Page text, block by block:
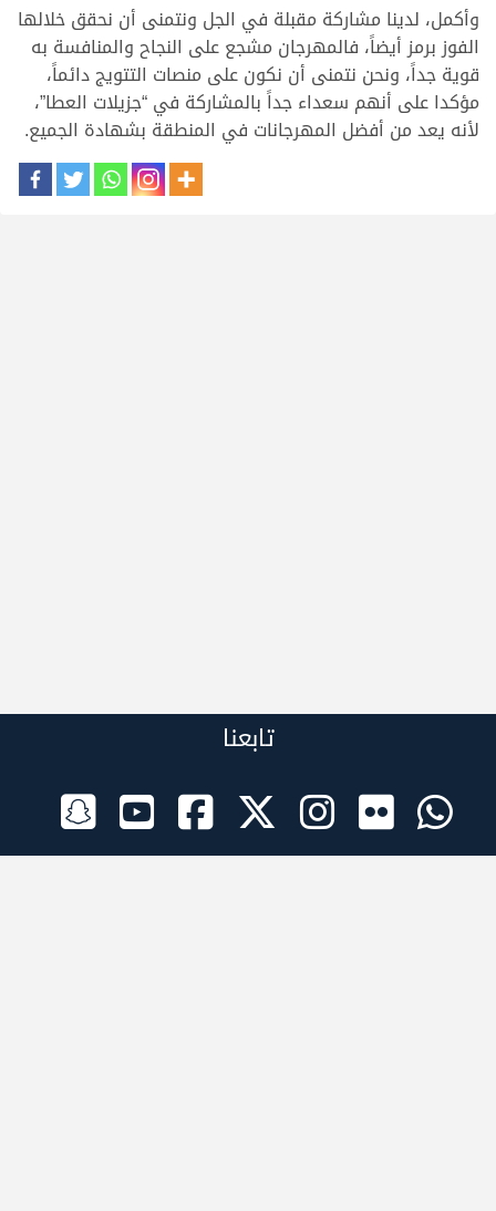
وأكمل، لدينا مشاركة مقبلة في الجل ونتمنى أن نحقق خلالها
الفوز برمز أيضاً، فالمهرجان مشجع على النجاح والمنافسة به
قوية جداً، ونحن نتمنى أن نكون على منصات التتويج دائماً،
مؤكدا على أنهم سعداء جداً بالمشاركة في “جزيلات العطا”،
لأنه يعد من أفضل المهرجانات في المنطقة بشهادة الجميع.
تابعنا